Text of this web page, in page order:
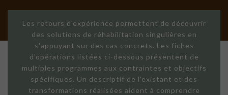
Les retours d'expérience permettent de découvrir
des solutions de réhabilitation singulières en
s'appuyant sur des cas concrets. Les fiches
d'opérations listées ci-dessous présentent de
multiples programmes aux contraintes et objectifs
spécifiques. Un descriptif de l'existant et des
transformations réalisées aident à comprendre